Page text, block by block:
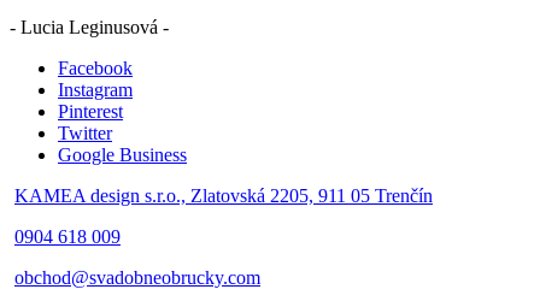
- Lucia Leginusová -
Facebook
Instagram
Pinterest
Twitter
Google Business
KAMEA design s.r.o., Zlatovská 2205, 911 05 Trenčín
0904 618 009
obchod@svadobneobrucky.com